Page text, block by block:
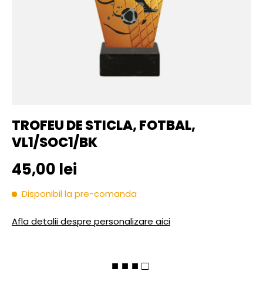
TROFEU DE STICLA, FOTBAL,
VL1/SOC1/BK
Pret initial
45,00 lei
Disponibil la pre-comanda
Afla detalii despre personalizare aici
■ ■ ■ □